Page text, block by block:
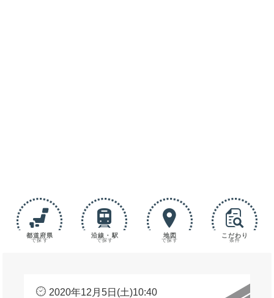
都道府県
で探す
沿線・駅
で探す
地図
で探す
こだわり
条件
2020年12月5日(土)10:40